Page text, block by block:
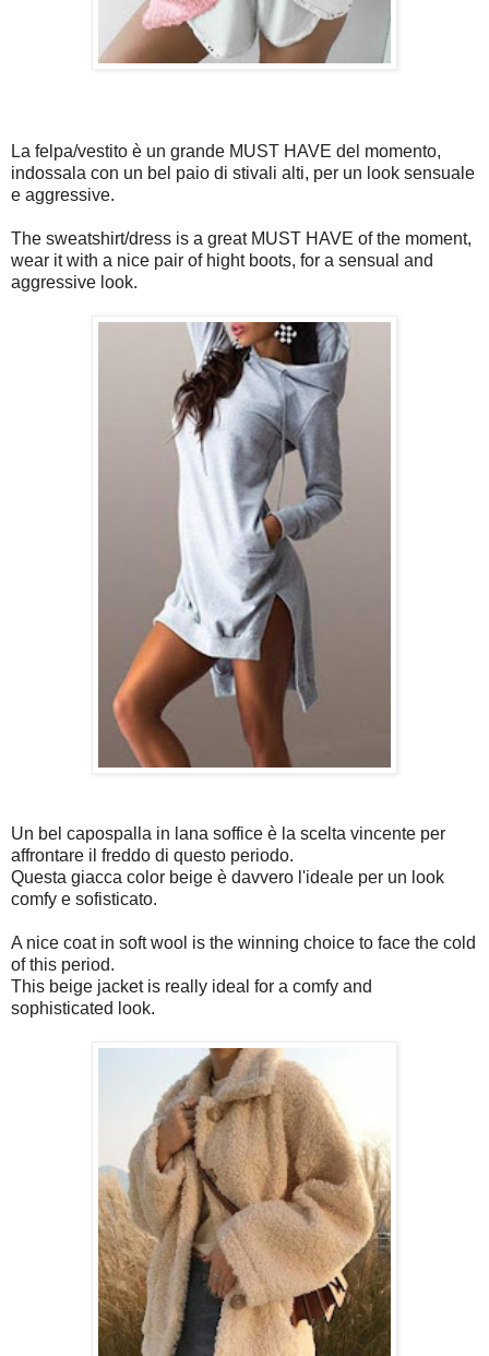
La felpa/vestito è un grande MUST HAVE del momento,
indossala con un bel paio di stivali alti, per un look sensuale
e aggressive.
The sweatshirt/dress is a great MUST HAVE of the moment,
wear it with a nice pair of hight boots, for a sensual and
aggressive look.
Un bel capospalla in lana soffice è la scelta vincente per
affrontare il freddo di questo periodo.
Questa giacca color beige è davvero l'ideale per un look
comfy e sofisticato.
A nice coat in soft wool is the winning choice to face the cold
of this period.
This beige jacket is really ideal for a comfy and
sophisticated look.